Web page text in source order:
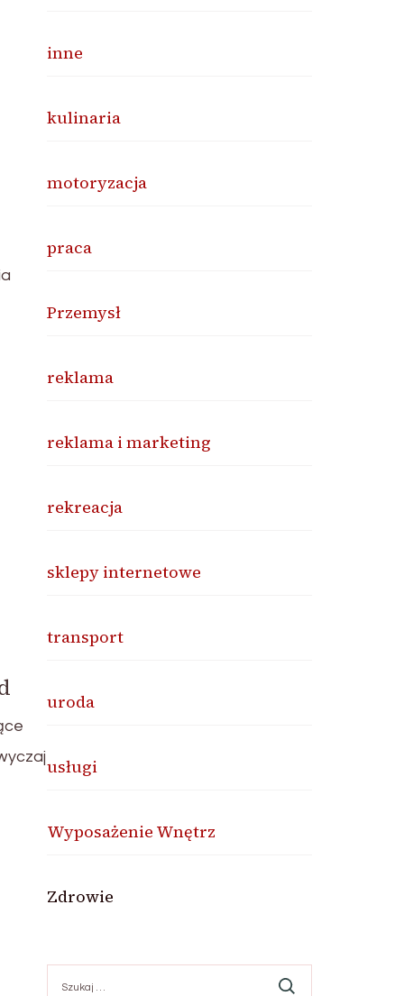
inne
kulinaria
motoryzacja
praca
Przemysł
reklama
reklama i marketing
rekreacja
sklepy internetowe
transport
uroda
usługi
Wyposażenie Wnętrz
Zdrowie